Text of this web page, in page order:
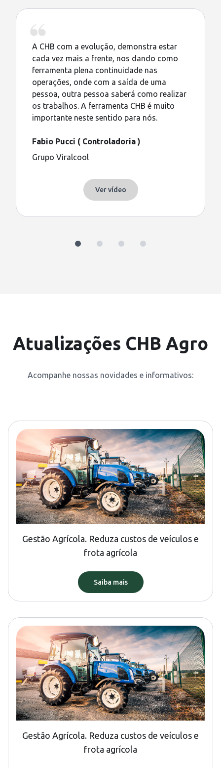
A CHB com a evolução, demonstra estar
cada vez mais a frente, nos dando como
ferramenta plena continuidade nas
operações, onde com a saída de uma
pessoa, outra pessoa saberá como realizar
os trabalhos. A ferramenta CHB é muito
importante neste sentido para nós.
Fabio Pucci ( Controladoria )
Grupo Viralcool
Ver vídeo
Atualizações CHB Agro
Acompanhe nossas novidades e informativos:
Gestão Agrícola. Reduza custos de veículos e
frota agrícola
Saiba mais
Gestão Agrícola. Reduza custos de veículos e
frota agrícola